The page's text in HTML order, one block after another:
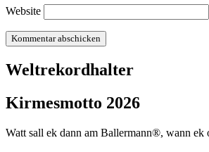
Website
Weltrekordhalter
Kirmesmotto 2026
Watt sall ek dann am Ballermann®, wann ek